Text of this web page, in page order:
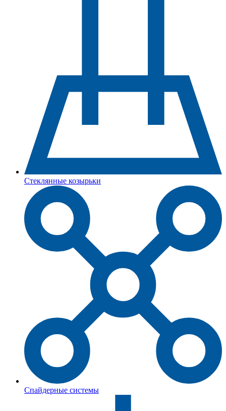
Стеклянные козырьки
Спайдерные системы